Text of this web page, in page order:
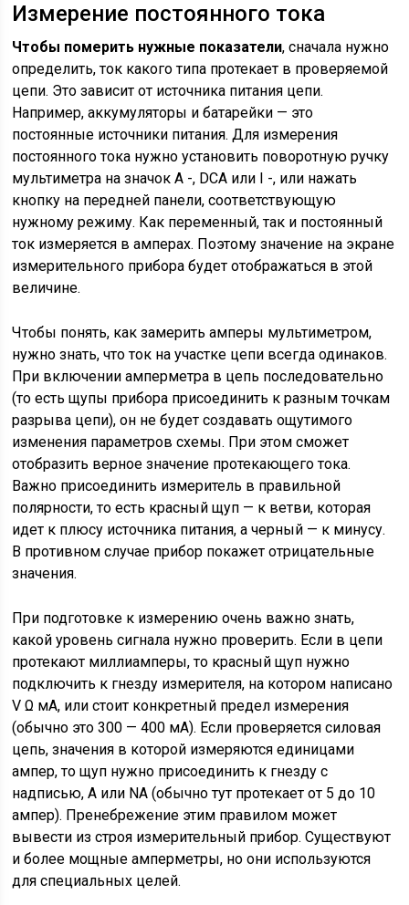
Измерение постоянного тока
Чтобы померить нужные показатели, сначала нужно
определить, ток какого типа протекает в проверяемой
цепи. Это зависит от источника питания цепи.
Например, аккумуляторы и батарейки — это
постоянные источники питания. Для измерения
постоянного тока нужно установить поворотную ручку
мультиметра на значок A -, DCA или I -, или нажать
кнопку на передней панели, соответствующую
нужному режиму. Как переменный, так и постоянный
ток измеряется в амперах. Поэтому значение на экране
измерительного прибора будет отображаться в этой
величине.
Чтобы понять, как замерить амперы мультиметром,
нужно знать, что ток на участке цепи всегда одинаков.
При включении амперметра в цепь последовательно
(то есть щупы прибора присоединить к разным точкам
разрыва цепи), он не будет создавать ощутимого
изменения параметров схемы. При этом сможет
отобразить верное значение протекающего тока.
Важно присоединить измеритель в правильной
полярности, то есть красный щуп — к ветви, которая
идет к плюсу источника питания, а черный — к минусу.
В противном случае прибор покажет отрицательные
значения.
При подготовке к измерению очень важно знать,
какой уровень сигнала нужно проверить. Если в цепи
протекают миллиамперы, то красный щуп нужно
подключить к гнезду измерителя, на котором написано
V Ω мА, или стоит конкретный предел измерения
(обычно это 300 — 400 мА). Если проверяется силовая
цепь, значения в которой измеряются единицами
ампер, то щуп нужно присоединить к гнезду с
надписью, А или NA (обычно тут протекает от 5 до 10
ампер). Пренебрежение этим правилом может
вывести из строя измерительный прибор. Существуют
и более мощные амперметры, но они используются
для специальных целей.